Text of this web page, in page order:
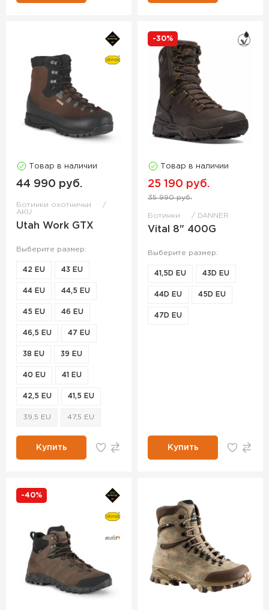
Товар в наличии
44 990 руб.
Ботинки охотничьи
AKU
Utah Work GTX
Выберите размер:
42 EU 43 EU
44 EU 44,5 EU
45 EU 46 EU
46,5 EU 47 EU
38 EU 39 EU
40 EU 41 EU
42,5 EU 41,5 EU
39,5 EU 47,5 EU
Купить
-30%
Товар в наличии
25 190 руб.
35 990 руб.
Ботинки DANNER
Vital 8" 400G
Выберите размер:
41,5D EU 43D EU
44D EU 45D EU
47D EU
Купить
-40%